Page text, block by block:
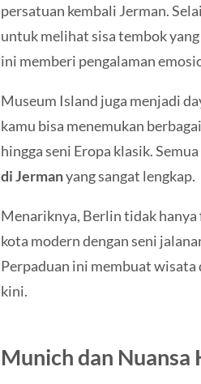
persatuan kembali Jerman.
untuk melihat sisa tembok
ini memberi pengalaman
Museum Island juga menjadi
kamu bisa menemukan
hingga seni Eropa klasik.
di Jermanyang sangat lengkap.
Menariknya, Berlin tidak hanya
kota modern dengan seni
Perpaduan ini membuat wisata
kini.
Munich dan Nuansa